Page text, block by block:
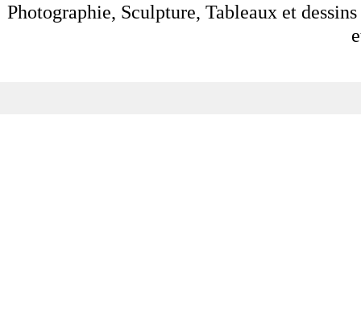
Photographie, Sculpture, Tableaux et